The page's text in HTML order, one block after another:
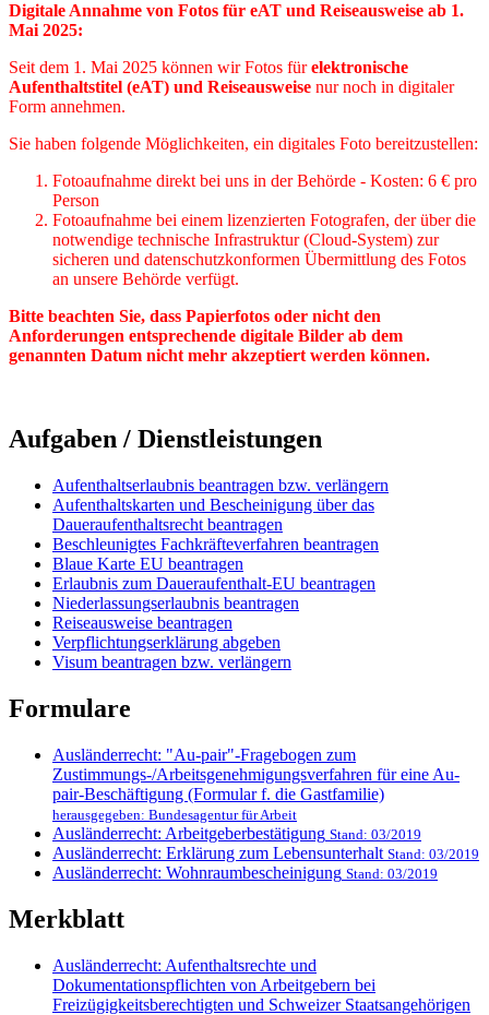
Digitale Annahme von Fotos für eAT und Reiseausweise ab 1.
Mai 2025:
Seit dem 1. Mai 2025 können wir Fotos fürelektronische
Aufenthaltstitel (eAT) und Reiseausweise nur noch in digitaler
Form annehmen.
Sie haben folgende Möglichkeiten, ein digitales Foto bereitzustellen:
Fotoaufnahme direkt bei uns in der Behörde - Kosten: 6 € pro
Person
Fotoaufnahme bei einem lizenzierten Fotografen, der über die
notwendige technische Infrastruktur (Cloud-System) zur
sicheren und datenschutzkonformen Übermittlung des Fotos
an unsere Behörde verfügt.
Bitte beachten Sie, dass Papierfotos oder nicht den
Anforderungen entsprechende digitale Bilder ab dem
genannten Datum nicht mehr akzeptiert werden können.
Aufgaben / Dienstleistungen
Aufenthaltserlaubnis beantragen bzw. verlängern
Aufenthaltskarten und Bescheinigung über das
Daueraufenthaltsrecht beantragen
Beschleunigtes Fachkräfteverfahren beantragen
Blaue Karte EU beantragen
Erlaubnis zum Daueraufenthalt-EU beantragen
Niederlassungserlaubnis beantragen
Reiseausweise beantragen
Verpflichtungserklärung abgeben
Visum beantragen bzw. verlängern
Formulare
Ausländerrecht: "Au-pair"-Fragebogen zum
Zustimmungs-/Arbeitsgenehmigungsverfahren für eine Au-
pair-Beschäftigung (Formular f. die Gastfamilie)
herausgegeben: Bundesagentur für Arbeit
Ausländerrecht: Arbeitgeberbestätigung Stand: 03/2019
Ausländerrecht: Erklärung zum Lebensunterhalt Stand: 03/2019
Ausländerrecht: Wohnraumbescheinigung Stand: 03/2019
Merkblatt
Ausländerrecht: Aufenthaltsrechte und
Dokumentationspflichten von Arbeitgebern bei
Freizügigkeitsberechtigten und Schweizer Staatsangehörigen